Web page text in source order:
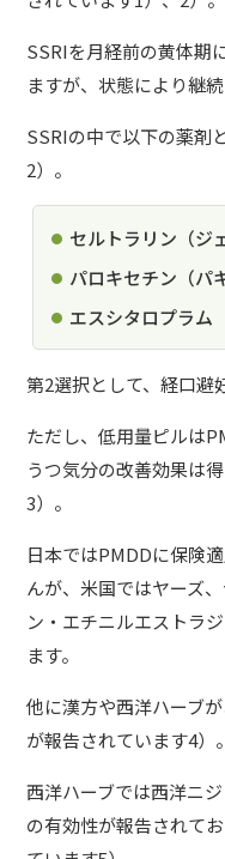
SSRIを月経前の黄体期
ますが、状態により継
SSRIの中で以下の薬剤
2）。
セルトラリン（ジ
パロキセチン（パ
エスシタロプラム
第2選択として、経口避
ただし、低用量ピルは
うつ気分の改善効果は
3）。
日本ではPMDDに保険
んが、米国ではヤーズ
ン・エチニルエストラ
ます。
他に漢方や西洋ハーブ
が報告されています4）。
西洋ハーブでは西洋ニ
の有効性が報告されて